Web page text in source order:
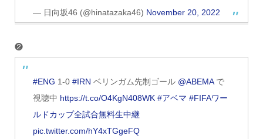
— 日向坂46 (@hinatazaka46) November 20, 2022
❷
#ENG 1-0 #IRN ベリンガム先制ゴール @ABEMAで
視聴中 https://t.co/O4KgN408WK #アベマ #FIFAワー
ルドカップ全試合無料生中継
pic.twitter.com/hY4xTGgeFQ